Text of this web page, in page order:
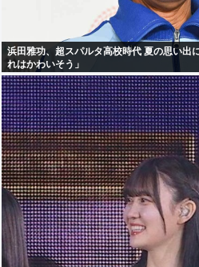
浜田雅功、超スパルタ高校時代 夏の思い出
れはかわいそう」